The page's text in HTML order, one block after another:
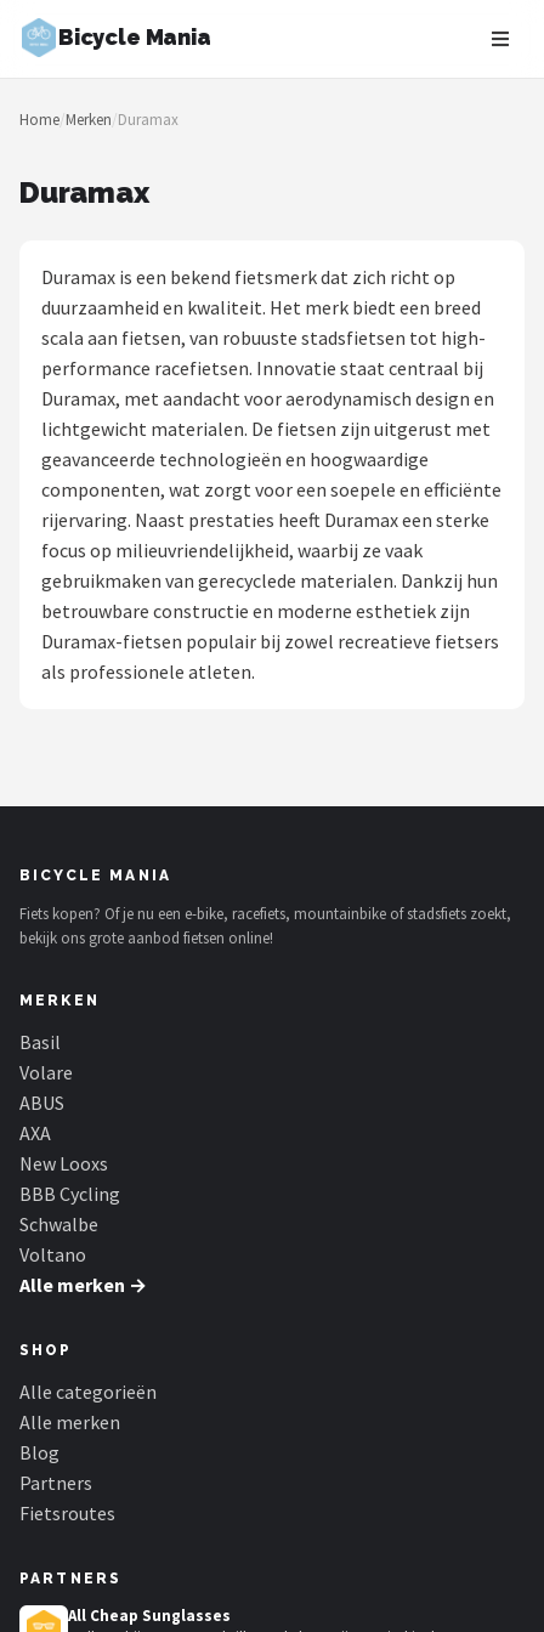
Bicycle Mania
Zoeken
NAVIGATIE
Blog
Fietsroutes
Kinderfietsen
Stadsfietsen
Elektrische fietsen
Mountainbikes
Shop
AXA
BBB Cycling
Schwalbe
Voltano
Shimano
Cortina
Home/Merken/Duramax
Duramax
Duramax is een bekend fietsmerk dat zich richt op
duurzaamheid en kwaliteit. Het merk biedt een breed
scala aan fietsen, van robuuste stadsfietsen tot high-
performance racefietsen. Innovatie staat centraal bij
Duramax, met aandacht voor aerodynamisch design en
lichtgewicht materialen. De fietsen zijn uitgerust met
geavanceerde technologieën en hoogwaardige
componenten, wat zorgt voor een soepele en efficiënte
rijervaring. Naast prestaties heeft Duramax een sterke
focus op milieuvriendelijkheid, waarbij ze vaak
gebruikmaken van gerecyclede materialen. Dankzij hun
betrouwbare constructie en moderne esthetiek zijn
Duramax-fietsen populair bij zowel recreatieve fietsers
als professionele atleten.
BICYCLE MANIA
Fiets kopen? Of je nu een e-bike, racefiets, mountainbike of stadsfiets zoekt,
bekijk ons grote aanbod fietsen online!
MERKEN
Basil
Volare
ABUS
AXA
New Looxs
BBB Cycling
Schwalbe
Voltano
Alle merken →
SHOP
Alle categorieën
Alle merken
Blog
Partners
Fietsroutes
PARTNERS
All Cheap Sunglasses